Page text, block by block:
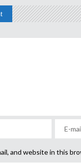
and website in this